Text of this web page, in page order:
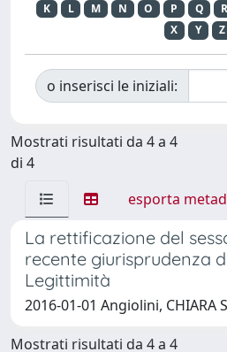
K
L M N O P Q R
X
Y Z
o inserisci le iniziali:
Mostrati risultati da 4 a 4
di 4
esporta
La rettificazione del
recente giurisprudenza
Legittimità
2016-01-01 Angiolini, CHIARA
Mostrati risultati da 4 a 4